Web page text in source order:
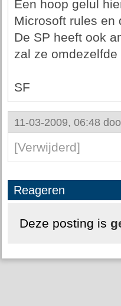
Een hoop gelul
Microsoft rules en
De SP heeft ook
zal ze
SF
11-03-2009, 06:48
[Verwijderd]
Reageren
Deze posting is